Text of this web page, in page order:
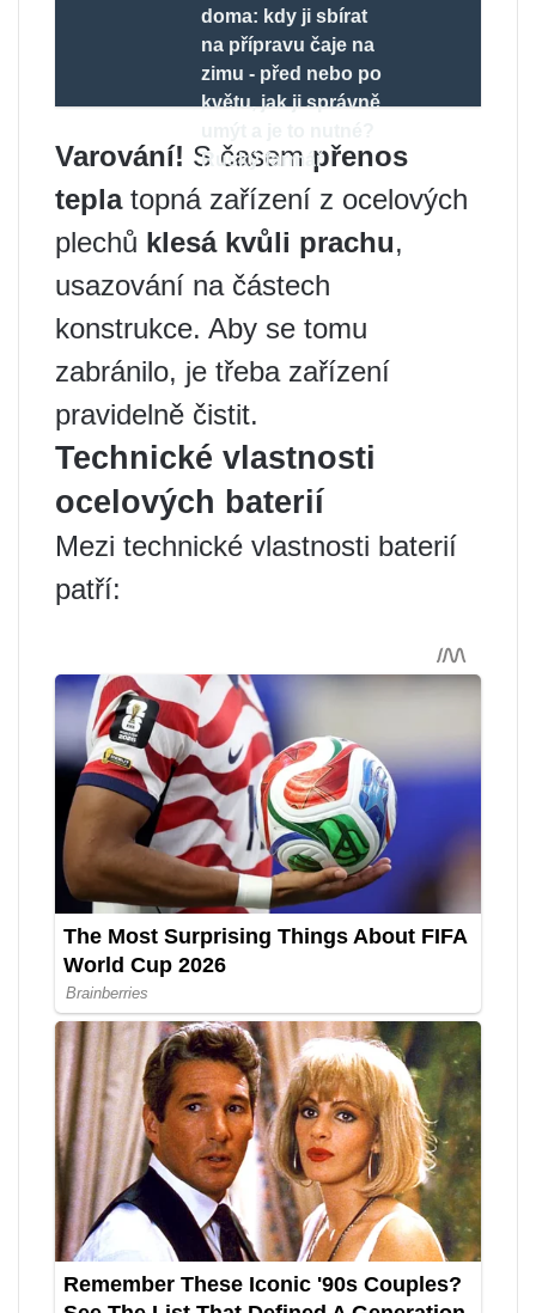
doma: kdy ji sbírat
na přípravu čaje na
zimu - před nebo po
květu, jak ji správně
Ruský farmář
Varování! S časem přenos
teplatopná zařízení z ocelových
plechů klesá kvůli prachu,
usazování na částech
konstrukce. Aby se tomu
zabránilo, je třeba zařízení
pravidelně čistit.
Technické vlastnosti
ocelových baterií
Mezi technické vlastnosti baterií
patří: